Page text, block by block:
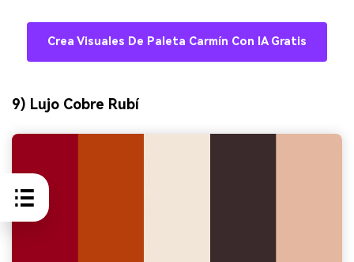
Crea Visuales De Paleta Carmín Con IA Gratis
9) Lujo Cobre Rubí